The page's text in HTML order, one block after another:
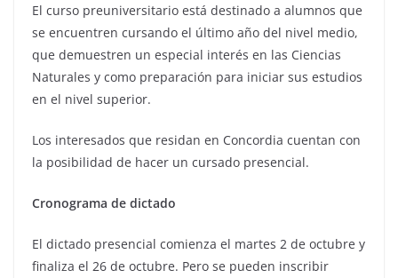
El curso preuniversitario está destinado a alumnos que
se encuentren cursando el último año del nivel medio,
que demuestren un especial interés en las Ciencias
Naturales y como preparación para iniciar sus estudios
en el nivel superior.
Los interesados que residan en Concordia cuentan con
la posibilidad de hacer un cursado presencial.
Cronograma de dictado
El dictado presencial comienza el martes 2 de octubre y
finaliza el 26 de octubre. Pero se pueden inscribir